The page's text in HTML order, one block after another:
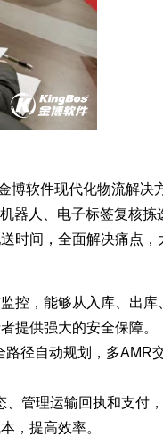
博软件现代化物流解决
器人、电子标签复核拣
时间，全面解决痛点，
控，能够从入库、出库
提供强大的安全保障。
径自动规划，多AMR
、管理运输回执和支付
，提高效率。